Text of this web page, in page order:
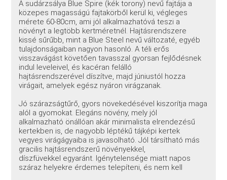
A sudárzsálya Blue Spire (kék torony) nevű fajtája a
közepes magasságú fajtakörből kerül ki, végleges
mérete 60-80cm, ami jól alkalmazhatóvá teszi a
növényt a legtöbb kertméretnél. Hajtásrendszere
kissé sűrűbb, mint a Blue Steel nevű változaté, egyéb
tulajdonságaiban nagyon hasonló. A téli erős
visszavágást követően tavasszal gyorsan fejlődésnek
indul leveleivel, és kacéran felálló
hajtásrendszerével díszítve, majd júniustól hozza
virágait, amelyek egész nyáron virágzanak.
Jó szárazságtűrő, gyors növekedésével kiszorítja maga
alól a gyomokat. Elegáns növény, mely jól
alkalmazható önállóan akár minimalista elrendezésű
kertekben is, de nagyobb léptékű tájképi kertek
vegyes virágágyaiba is javasolható. Jól társítható más
gracilis hajtásrendszerű növényekkel,
díszfüvekkel egyaránt. Igénytelensége miatt napos
száraz helyekre érdemes telepíteni, és nem kell